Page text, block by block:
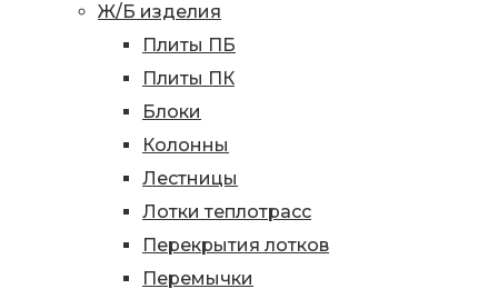
Ж/Б изделия
Плиты ПБ
Плиты ПК
Блоки
Колонны
Лестницы
Лотки теплотрасс
Перекрытия лотков
Перемычки